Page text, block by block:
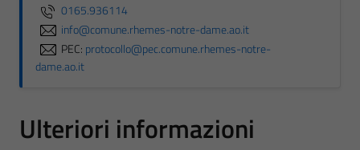
0165.936114
info@comune.rhemes-notre-dame.ao.it
PEC: protocollo@pec.comune.rhemes-notre-
dame.ao.it
Ulteriori informazioni